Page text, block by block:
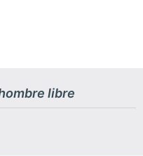
libre